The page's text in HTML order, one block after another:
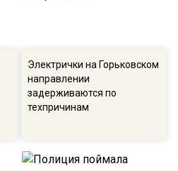
Электрички на Горьковском
направлении
задерживаются по
техпричинам